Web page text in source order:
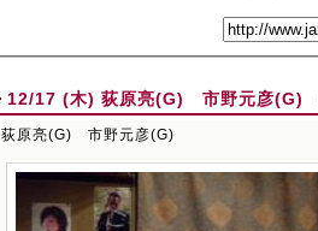
12/17 (木) 荻原亮(G) 市野元彦(G)
荻原亮(G) 市野元彦(G)